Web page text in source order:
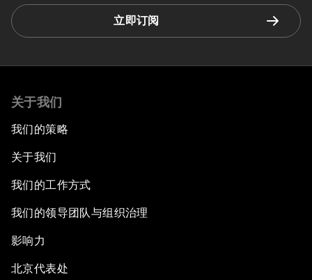
立即订阅
关于我们
我们的策略
关于我们
我们的工作方式
我们的领导团队与组织治理
影响力
北京代表处